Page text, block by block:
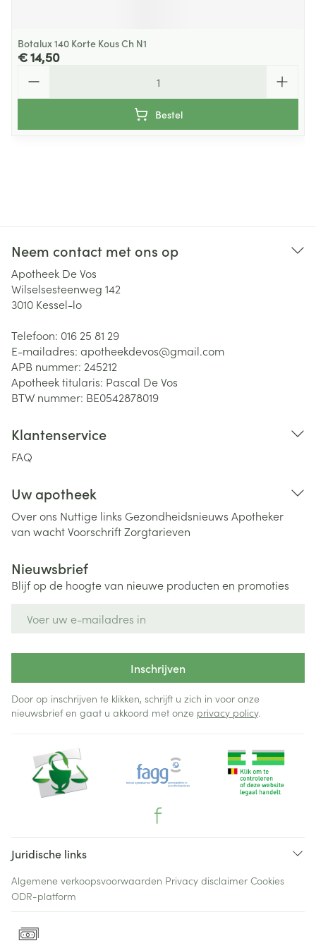
Botalux 140 Korte Kous Ch N1
€ 14,50
Bestel
Neem contact met ons op
Apotheek De Vos
Wilselsesteenweg 142
3010 Kessel-lo
Telefoon: 016 25 81 29
E-mailadres: apotheekdevos@gmail.com
APB nummer: 245212
Apotheek titularis: Pascal De Vos
BTW nummer: BE0542878019
Klantenservice
FAQ
Uw apotheek
Over ons Nuttige links Gezondheidsnieuws Apotheker
van wachtVoorschriftZorgtarieven
Nieuwsbrief
Blijf op de hoogte van nieuwe producten en promoties
Inschrijven
Door op inschrijven te klikken, schrijft u zich in voor onze
nieuwsbrief en gaat u akkoord met onze privacy policy.
Juridische links
Algemene verkoopsvoorwaarden Privacy disclaimer Cookies
ODR-platform